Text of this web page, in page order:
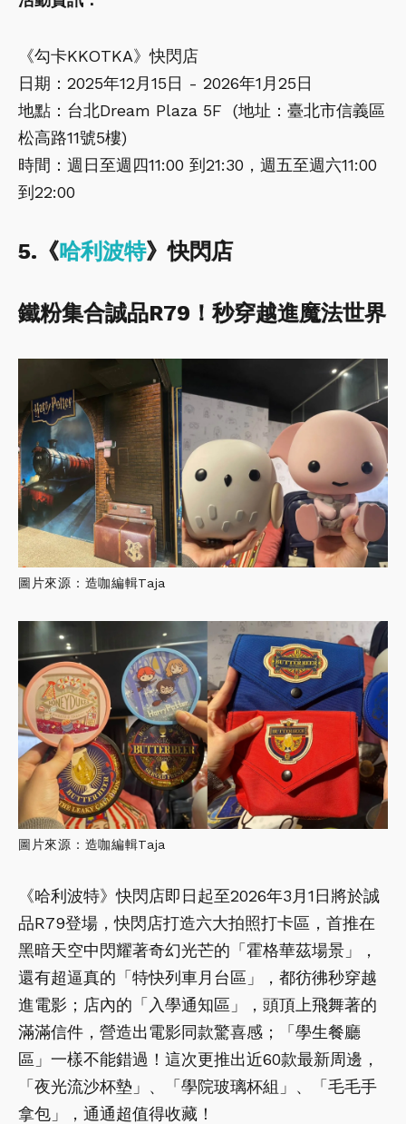
《勾卡KKOTKA》快閃店
日期：2025年12月15日 - 2026年1月25日
地點：台北Dream Plaza 5F (地址：臺北市信義區
松高路11號5樓)
時間：週日至週四11:00 到21:30，週五至週六11:00
到22:00
5.《哈利波特》快閃店
鐵粉集合誠品R79！秒穿越進魔法世界
圖片來源：造咖編輯Taja
圖片來源：造咖編輯Taja
《哈利波特》快閃店即日起至2026年3月1日將於誠
品R79登場，快閃店打造六大拍照打卡區，首推在
黑暗天空中閃耀著奇幻光芒的「霍格華茲場景」，
還有超逼真的「特快列車月台區」，都彷彿秒穿越
進電影；店內的「入學通知區」，頭頂上飛舞著的
滿滿信件，營造出電影同款驚喜感；「學生餐廳
區」一樣不能錯過！這次更推出近60款最新周邊，
「夜光流沙杯墊」、「學院玻璃杯組」、「毛毛手
拿包」，通通超值得收藏！